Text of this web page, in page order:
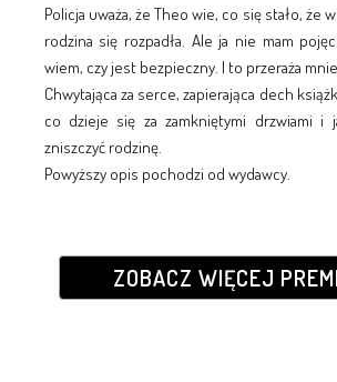
Policja uważa, że Theo wie, co się stało, że
rodzina się rozpadła. Ale ja nie mam
wiem, czy jest bezpieczny. I to przeraża mnie
Chwytająca za serce, zapierająca dech
co dzieje się za zamkniętymi drzwiami i
zniszczyć rodzinę.
Powyższy opis pochodzi od wydawcy.
ZOBACZ WIĘCEJ